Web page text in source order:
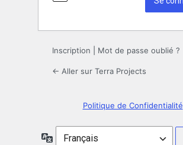
Inscription Mot de passe oublié ?
← Aller sur Terra Projects
Politique de Confidentialité
Langue